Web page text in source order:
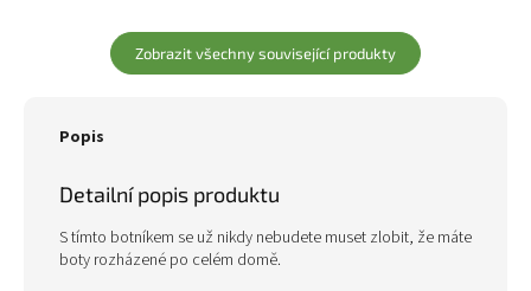
Zobrazit všechny související produkty
Popis
Detailní popis produktu
S tímto botníkem se už nikdy nebudete muset zlobit, že máte
boty rozházené po celém domě.